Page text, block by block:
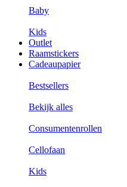
Baby
Kids
Outlet
Raamstickers
Cadeaupapier
Bestsellers
Bekijk alles
Consumentenrollen
Cellofaan
Kids